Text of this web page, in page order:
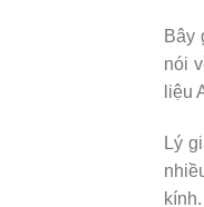
Bây
nói
liệu
Lý